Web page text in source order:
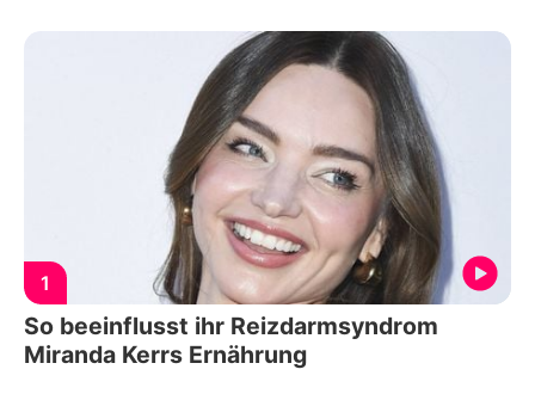
1
So beeinflusst ihr Reizdarmsyndrom
Miranda Kerrs Ernährung